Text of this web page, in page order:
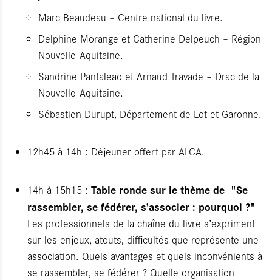
Marc Beaudeau – Centre national du livre.
Delphine Morange et Catherine Delpeuch – Région
Nouvelle-Aquitaine.
Sandrine Pantaleao et Arnaud Travade – Drac de la
Nouvelle-Aquitaine.
Sébastien Durupt, Département de Lot-et-Garonne.
12h45 à 14h : Déjeuner offert par ALCA.
14h à 15h15 : Table ronde sur le thème de "Se
rassembler, se fédérer, s’associer : pourquoi ?"
Les professionnels de la chaîne du livre s’expriment
sur les enjeux, atouts, difficultés que représente une
association. Quels avantages et quels inconvénients à
se rassembler, se fédérer ? Quelle organisation